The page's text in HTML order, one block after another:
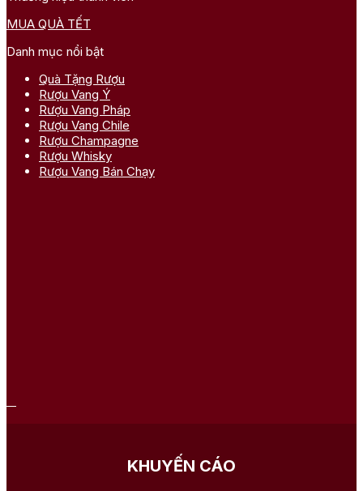
MUA QUÀ TẾT
Danh mục nổi bật
Quà Tặng Rượu
Rượu Vang Ý
Rượu Vang Pháp
Rượu Vang Chile
Rượu Champagne
Rượu Whisky
Rượu Vang Bán Chạy
KHUYẾN CÁO